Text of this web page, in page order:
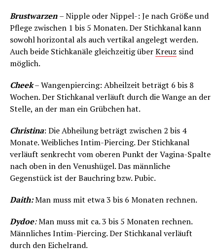
Brustwarzen – Nipple oder Nippel-: Je nach Größe und
Pflege zwischen 1 bis 5 Monaten. Der Stichkanal kann
sowohl horizontal als auch vertikal angelegt werden.
Auch beide Stichkanäle gleichzeitig überKreuz sind
möglich.
Cheek– Wangenpiercing: Abheilzeit beträgt 6 bis 8
Wochen. Der Stichkanal verläuft durch die Wange an der
Stelle, an der man ein Grübchen hat.
Christina: Die Abheilung beträgt zwischen 2 bis 4
Monate. Weibliches Intim-Piercing. Der Stichkanal
verläuft senkrecht vom oberen Punkt der Vagina-Spalte
nach oben in den Venushügel. Das männliche
Gegenstück ist der Bauchring bzw. Pubic.
Daith:Man muss mit etwa 3 bis 6 Monaten rechnen.
Dydoe:Man muss mit ca. 3 bis 5 Monaten rechnen.
Männliches Intim-Piercing. Der Stichkanal verläuft
durch den Eichelrand.